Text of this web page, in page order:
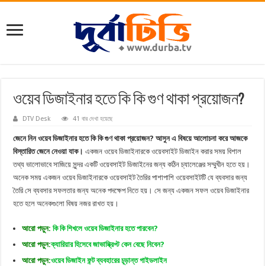
ওয়েব ডিজাইনার হতে কি কি গুণ থাকা প্রয়োজন?
DTV Desk 41 বার দেখা হয়েছে
জেনে নিন ওয়েব ডিজাইনার হতে কি কি গুণ থাকা প্রয়োজন? আসুন এ বিষয়ে আলোচনা করে আজকে
বিস্তারিত জেনে নেওয়া যাক।একজন ওয়েব ডিজাইনারকে ওয়েবসাইট ডিজাইন করার সময় বিশাল
তথ্য ভালোভাবে সাজিয়ে সুন্দর একটি ওয়েবসাইট ডিজাইনের জন্য কঠিন চ্যালেঞ্জের সম্মুখীন হতে হয়।
অনেক সময় একজন ওয়েব ডিজাইনারকে ওয়েবসাইট তৈরির পাশাপাশি ওয়েবসাইটটি যে ব্যবসার জন্য
তৈরি সে ব্যবসার সফলতার জন্য অনেক পদক্ষেপ নিতে হয়। সে জন্য একজন সফল ওয়েব ডিজাইনার
হতে হলে অনেকগুলো বিষয় নজর রাখত হয়।
আরো পড়ুন: কি কি শিখলে ওয়েব ডিজাইনার হতে পারবেন?
আরো পড়ুন:ক্যারিয়ার হিসেবে জাভাস্ক্রিপ্ট কেন বেছে নিবেন?
আরো পড়ুন:ওয়েব ডিজাইন ফন্ট ব্যবহারের চূড়ান্ত গাইডলাইন